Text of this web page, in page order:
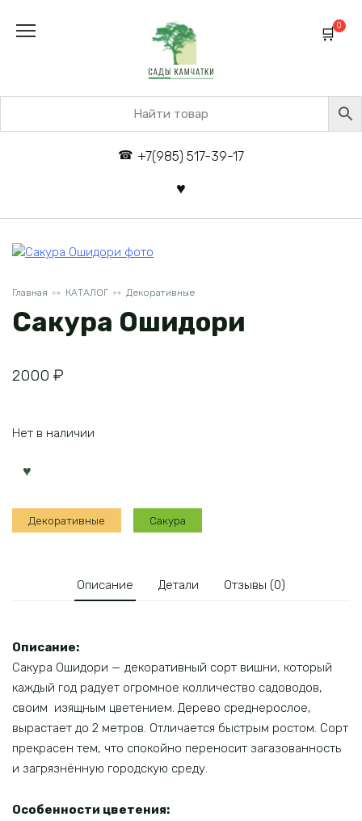
+7(985) 517-39-17
0
Главная КАТАЛОГ Декоративные
Сакура Ошидори
2000 ₽
Нет в наличии
Декоративные Сакура
Описание Детали Отзывы (0)
Описание:
Сакура Ошидори — декоративный сорт вишни, который
каждый год радует огромное колличество садоводов,
своим изящным цветением. Дерево среднерослое,
вырастает до 2 метров. Отличается быстрым ростом. Сорт
прекрасен тем, что спокойно переносит загазованность
и загрязнённую городскую среду.
Особенности цветения: